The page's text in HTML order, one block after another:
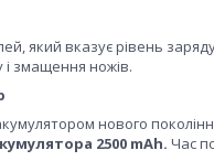
який вказує рівень
змащення ножів.
нового
2500 mAh. Час